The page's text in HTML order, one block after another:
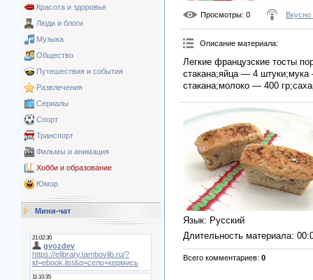
Красота и здоровье
Люди и блоги
Музыка
Общество
Путешествия и события
Развлечения
Сериалы
Спорт
Транспорт
Фильмы и анимация
Хобби и образование
Юмор
Мини-чат
Просмотры: 0
Описание материала:
Легкие французские тосты
стакана;яйца — 4
стакана;молоко — 400
Язык: Русский
Длительность материала:
Всего комментариев: 0